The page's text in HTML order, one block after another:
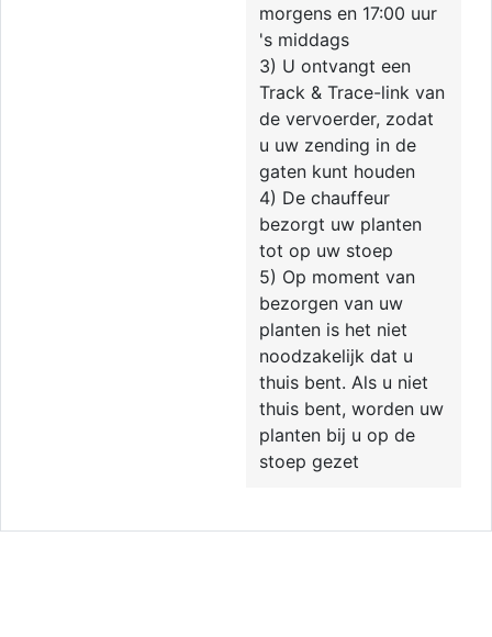
morgens en 17:00 uur
's middags
3) U ontvangt een
Track & Trace-link van
de vervoerder, zodat
u uw zending in de
gaten kunt houden
4) De chauffeur
bezorgt uw planten
tot op uw stoep
5) Op moment van
bezorgen van uw
planten is het niet
noodzakelijk dat u
thuis bent. Als u niet
thuis bent, worden uw
planten bij u op de
stoep gezet